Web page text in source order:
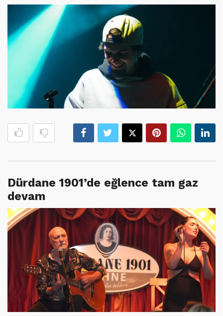
Dürdane 1901’de eğlence tam gaz
devam